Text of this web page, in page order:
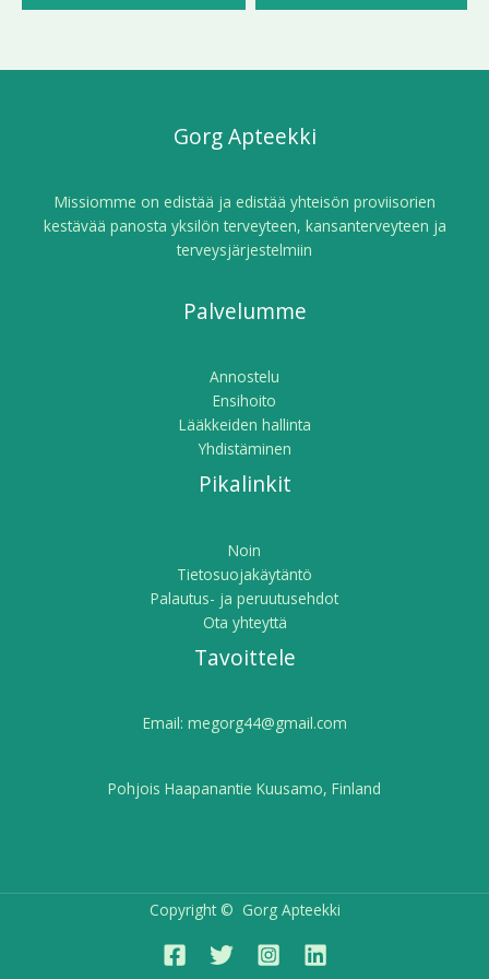
Gorg Apteekki
Missiomme on edistää ja edistää yhteisön proviisorien
kestävää panosta yksilön terveyteen, kansanterveyteen ja
terveysjärjestelmiin
Palvelumme
Annostelu
Ensihoito
Lääkkeiden hallinta
Yhdistäminen
Pikalinkit
Noin
Tietosuojakäytäntö
Palautus- ja peruutusehdot
Ota yhteyttä
Tavoittele
Email: megorg44@gmail.com
Pohjois Haapanantie Kuusamo, Finland
Copyright © Gorg Apteekki